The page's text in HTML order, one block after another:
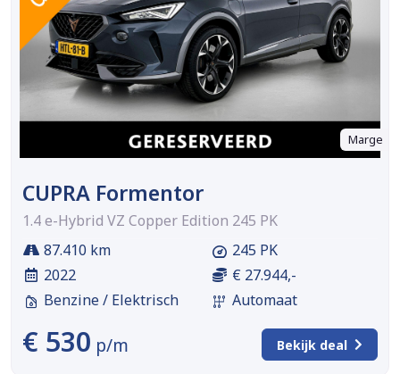
Marge
CUPRA Formentor
1.4 e-Hybrid VZ Copper Edition 245 PK
87.410 km
2022
Benzine / Elektrisch
245 PK
€ 27.944,-
Automaat
€ 530 p/m Bekijk deal